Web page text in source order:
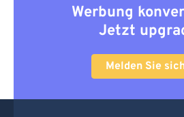
Werbung
Jetzt
Melden Sie